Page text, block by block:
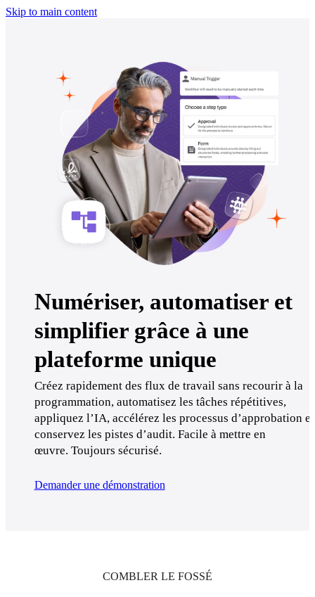
Skip to main content
Numériser, automatiser et
simplifier grâce à une
plateforme unique
Créez rapidement des flux de travail sans recourir à la
programmation, automatisez les tâches répétitives,
appliquez l’IA, accélérez les processus d’approbation et
conservez les pistes d’audit. Facile à mettre en
œuvre. Toujours sécurisé.
Demander une démonstration
COMBLER LE FOSSÉ